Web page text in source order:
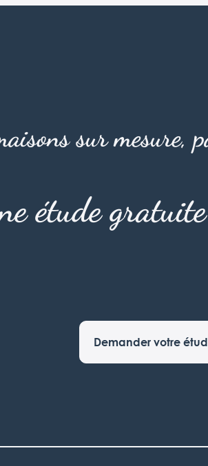
sur mesure,
étude
Demander votre